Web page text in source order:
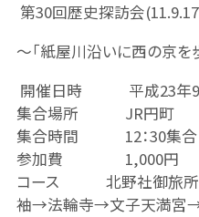
第30回歴史探訪会
～「紙屋川沿いに西の京を
開催日時 平成23年9月
集合場所 JR円町
集合時間 12：30集合
参加費 1,000円
コース 北野社御旅所
袖→法輪寺→文子天満宮